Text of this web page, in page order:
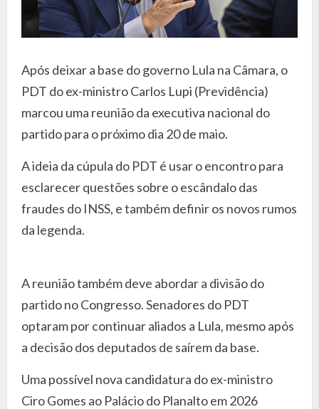
Após deixar a base do governo Lula na Câmara, o
PDT do ex-ministro Carlos Lupi (Previdência)
marcou uma reunião da executiva nacional do
partido para o próximo dia 20 de maio.
A ideia da cúpula do PDT é usar o encontro para
esclarecer questões sobre o escândalo das
fraudes do INSS, e também definir os novos rumos
da legenda.
A reunião também deve abordar a divisão do
partido no Congresso. Senadores do PDT
optaram por continuar aliados a Lula, mesmo após
a decisão dos deputados de saírem da base.
Uma possível nova candidatura do ex-ministro
Ciro Gomes ao Palácio do Planalto em 2026